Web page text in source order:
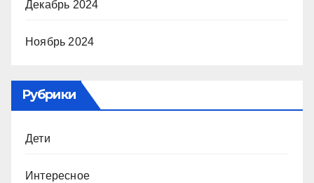
Декабрь 2024
Ноябрь 2024
Рубрики
Дети
Интересное